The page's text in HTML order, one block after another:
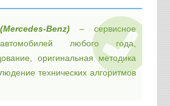
Benz) – сервисное
любого года,
оригинальная методика
технических алгоритмов